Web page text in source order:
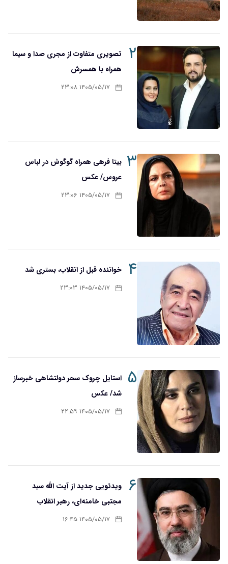
۲
تصویری متفاوت از مجری صدا و سیما
همراه با همسرش
۱۴۰۵/۰۵/۱۷ ۲۳:۰۸
۳ بیتا فرهی همراه گوگوش در لباس
عروس/ عکس
۱۴۰۵/۰۵/۱۷ ۲۳:۰۶
۴ خواننده قبل از انقلاب، بستری شد
۱۴۰۵/۰۵/۱۷ ۲۳:۰۳
۵ استایل چروک سحر دولتشاهی خبرساز
شد/ عکس
۱۴۰۵/۰۵/۱۷ ۲۲:۵۹
۶
ویدئویی جدید از آیت الله سید
مجتبی خامنه‌ای، رهبر انقلاب
۱۴۰۵/۰۵/۱۷ ۱۶:۴۵